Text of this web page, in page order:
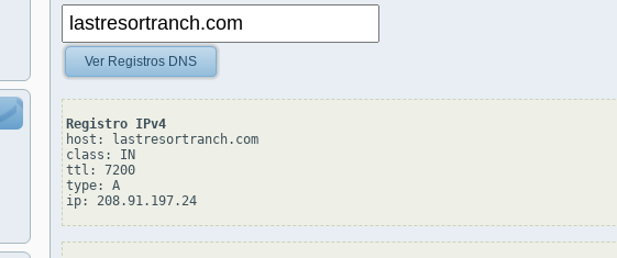
Ver Registros DNS
Registro IPv4
host: lastresortranch.com
class: IN
ttl: 7200
type: A
ip: 208.91.197.24